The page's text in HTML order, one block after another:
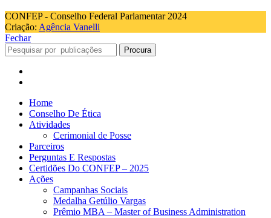
CONFEP - Conselho Federal Parlamentar 2024
Criação: Agência Vanelli
Fechar
Procura
Home
Conselho De Ética
Atividades
Cerimonial de Posse
Parceiros
Perguntas E Respostas
Certidões Do CONFEP – 2025
Ações
Campanhas Sociais
Medalha Getúlio Vargas
Prêmio MBA – Master of Business Administration